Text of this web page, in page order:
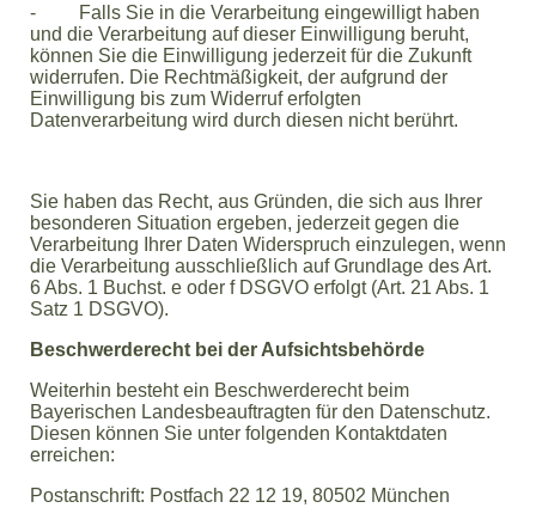
- Falls Sie in die Verarbeitung eingewilligt haben
und die Verarbeitung auf dieser Einwilligung beruht,
können Sie die Einwilligung jederzeit für die Zukunft
widerrufen. Die Rechtmäßigkeit, der aufgrund der
Einwilligung bis zum Widerruf erfolgten
Datenverarbeitung wird durch diesen nicht berührt.
Sie haben das Recht, aus Gründen, die sich aus Ihrer
besonderen Situation ergeben, jederzeit gegen die
Verarbeitung Ihrer Daten Widerspruch einzulegen, wenn
die Verarbeitung ausschließlich auf Grundlage des Art.
6 Abs. 1 Buchst. e oder f DSGVO erfolgt (Art. 21 Abs. 1
Satz 1 DSGVO).
Beschwerderecht bei der Aufsichtsbehörde
Weiterhin besteht ein Beschwerderecht beim
Bayerischen Landesbeauftragten für den Datenschutz.
Diesen können Sie unter folgenden Kontaktdaten
erreichen:
Postanschrift: Postfach 22 12 19, 80502 München